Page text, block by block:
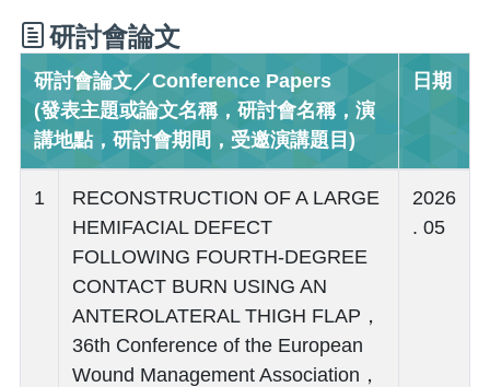
研討會論文
研討會論文／Conference Papers
(發表主題或論文名稱，研討會名稱，演
講地點，研討會期間，受邀演講題目)
日期
1
RECONSTRUCTION OF A LARGE
HEMIFACIAL DEFECT
FOLLOWING FOURTH-DEGREE
CONTACT BURN USING AN
ANTEROLATERAL THIGH FLAP，
36th Conference of the European
Wound Management Association，
2026
. 05